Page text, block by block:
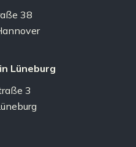
38
Lüneburg
3